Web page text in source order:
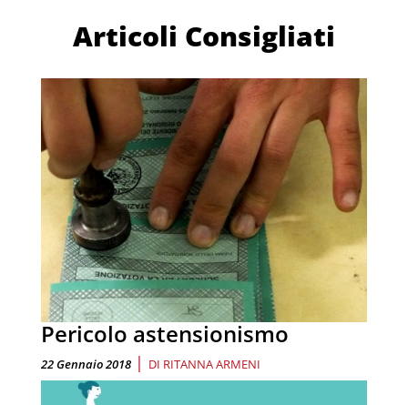
Articoli Consigliati
Pericolo astensionismo
22 Gennaio 2018 | DI RITANNA ARMENI